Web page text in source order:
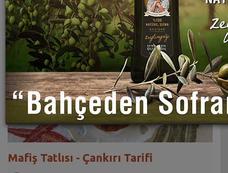
Mafiş Tatlısı - Çankırı Tarifi